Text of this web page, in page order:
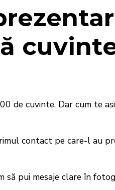
de cuvinte. Dar cum te
contact pe care-l au
să pui mesaje clare în